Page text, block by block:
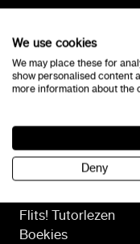
Algemene
Bouw!
Flits! Tutorlezen
Boekies
We use cookies
We may place these for
show personalised content
more information about the
Deny